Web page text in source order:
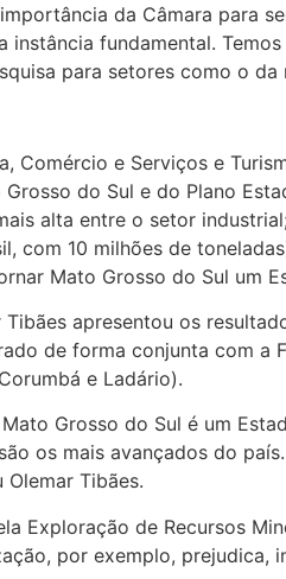
da Câmara para
fundamental.
para setores como o da
e Serviços e
do Sul e do Plano
alta entre o setor
com 10 milhões de
Mato Grosso do Sul um
apresentou os
de forma conjunta com a
e Ladário).
Grosso do Sul é um
os mais avançados do
Tibães.
Exploração de Recursos
por exemplo, prejudica,